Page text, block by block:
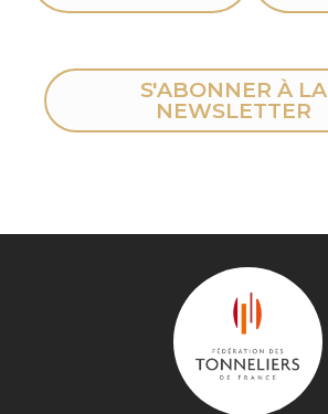
S'ABONNER À LA
NEWSLETTER